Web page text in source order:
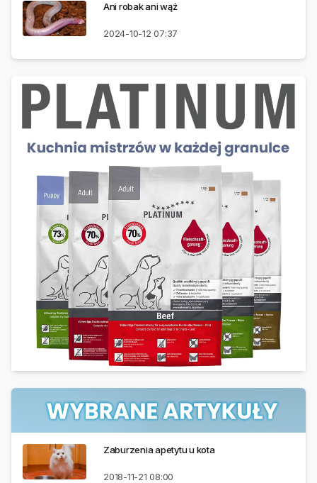
Ani robak ani wąż
2024-10-1207:37
Zaburzenia apetytu u kota
2018-11-2108:00